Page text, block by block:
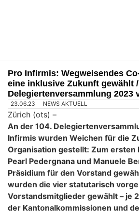
Pro Infirmis: Wegweisendes
eine inklusive Zukunft gewählt /
Delegiertenversammlung 2023
23.06.23 NEWS AKTUELL
Zürich (ots) –
An der 104.
Infirmis wurden Weichen für die
Organisation gestellt: Zum ersten
Pearl Pedergnana und Manuele
Präsidium für den Vorstand
wurden die vier statutarisch
Vorstandsmitglieder gewählt – je
der Kantonalkommissionen und